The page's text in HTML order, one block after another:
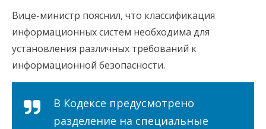
Вице-министр пояснил, что классификация
информационных систем необходима для
установления различных требований к
информационной безопасности.
В Кодексе предусмотрено
разделение на специальные